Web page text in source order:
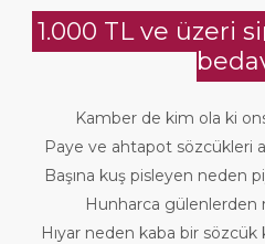
1.000 TL ve üzeri
Kamber de kim ola ki
Paye ve ahtapot sözcükleri
Başına kuş pisleyen neden
Hunharca gülenlerden
Hıyar neden kaba bir sözcük